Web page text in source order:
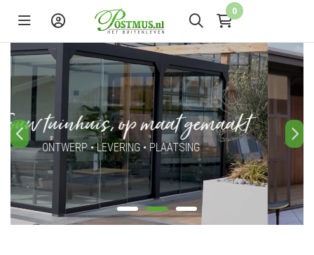
0
Configureer een tuinhuis
SAMEN MET EEN TUINHUISEXPERT